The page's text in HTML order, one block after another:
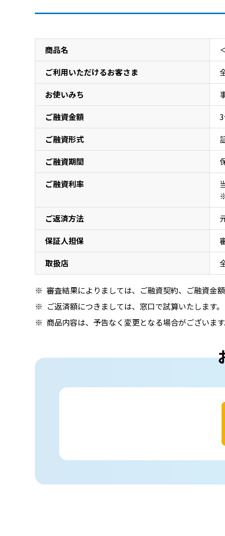
商品概要
商品名
ご利用いただけるお客さま
お使いみち
ご融資金額
ご融資形式
ご融資期間
ご融資利率
ご返済方法
保証人担保
取扱店
審査結果によりましては、ご融資契約、ご融資金
ご返済額につきましては、窓口で試算いたします。
商品内容は、予告なく変更となる場合がございま